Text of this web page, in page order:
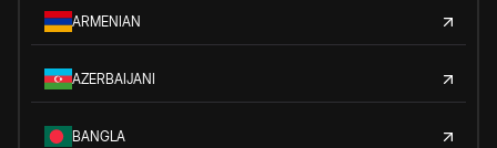
ARMENIAN
AZERBAIJANI
BANGLA